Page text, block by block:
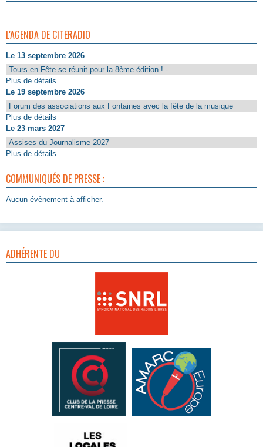
L'AGENDA DE CITERADIO
Le 13 septembre 2026
Tours en Fête se réunit pour la 8ème édition ! -
Plus de détails
Le 19 septembre 2026
Forum des associations aux Fontaines avec la fête de la musique
Plus de détails
Le 23 mars 2027
Assises du Journalisme 2027
Plus de détails
COMMUNIQUÉS DE PRESSE :
Aucun évènement à afficher.
ADHÉRENTE DU